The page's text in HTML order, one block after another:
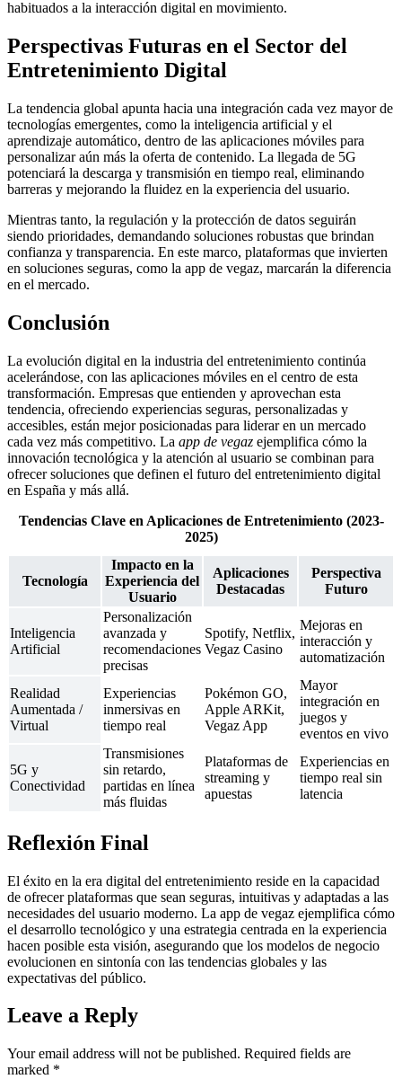
habituados a la interacción digital en movimiento.
Perspectivas Futuras en el Sector del
Entretenimiento Digital
La tendencia global apunta hacia una integración cada vez mayor de
tecnologías emergentes, como la inteligencia artificial y el
aprendizaje automático, dentro de las aplicaciones móviles para
personalizar aún más la oferta de contenido. La llegada de 5G
potenciará la descarga y transmisión en tiempo real, eliminando
barreras y mejorando la fluidez en la experiencia del usuario.
Mientras tanto, la regulación y la protección de datos seguirán
siendo prioridades, demandando soluciones robustas que brindan
confianza y transparencia. En este marco, plataformas que invierten
en soluciones seguras, como la app de vegaz, marcarán la diferencia
en el mercado.
Conclusión
La evolución digital en la industria del entretenimiento continúa
acelerándose, con las aplicaciones móviles en el centro de esta
transformación. Empresas que entienden y aprovechan esta
tendencia, ofreciendo experiencias seguras, personalizadas y
accesibles, están mejor posicionadas para liderar en un mercado
cada vez más competitivo. La app de vegaz ejemplifica cómo la
innovación tecnológica y la atención al usuario se combinan para
ofrecer soluciones que definen el futuro del entretenimiento digital
en España y más allá.
Tendencias Clave en Aplicaciones de Entretenimiento (2023-
2025)
Tecnología
Impacto en la
Experiencia del
Usuario
Aplicaciones
Destacadas
Perspectiva
Futuro
Inteligencia
Artificial
Personalización
avanzada y
recomendaciones
precisas
Spotify, Netflix,
Vegaz Casino
Mejoras en
interacción y
automatización
Realidad
Aumentada /
Virtual
Experiencias
inmersivas en
tiempo real
Pokémon GO,
Apple ARKit,
Vegaz App
Mayor
integración en
juegos y
eventos en vivo
5G y
Conectividad
Transmisiones
sin retardo,
partidas en línea
más fluidas
Plataformas de
streaming y
apuestas
Experiencias en
tiempo real sin
latencia
Reflexión Final
El éxito en la era digital del entretenimiento reside en la capacidad
de ofrecer plataformas que sean seguras, intuitivas y adaptadas a las
necesidades del usuario moderno. La app de vegaz ejemplifica cómo
el desarrollo tecnológico y una estrategia centrada en la experiencia
hacen posible esta visión, asegurando que los modelos de negocio
evolucionen en sintonía con las tendencias globales y las
expectativas del público.
Leave a Reply
Your email address will not be published. Required fields are
marked *